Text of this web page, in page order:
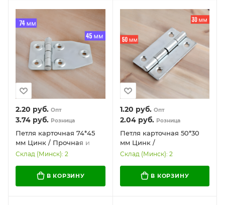
2.20 руб. Опт
3.74 руб. Розница
Петля карточная 74*45
мм Цинк / Прочная и
надежная
Склад (Минск): 2
В КОРЗИНУ
1.20 руб. Опт
2.04руб. Розница
Петля карточная 50*30
мм Цинк /
Универсальная и
Склад (Минск): 2
В КОРЗИНУ